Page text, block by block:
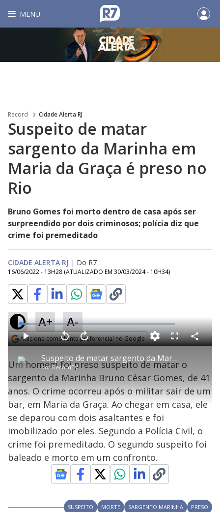
MENU
Record Cidade Alerta RJ
Suspeito de matar
sargento da Marinha em
Maria da Graça é preso no
Rio
Bruno Gomes foi morto dentro de casa após ser
surpreendido por dois criminosos; polícia diz que
crime foi premeditado
CIDADE ALERTA RJ | Do R7
16/06/2022 - 13H28 (ATUALIZADO EM 30/03/2024 - 10H34)
A+ A-
Adicione como fonte preferencial no Google
P
l
a
y
V
Suspeito de matar sargento da Marinha em Maria da Graça é preso no Rio
porRecordTV
P V
l
t
a
r
1
0
e
g
n
d
s
A
n
ç
1
e
u
n
d
o
s
M
u
L
o
a
d
e
5
.
0
6
%
F
l
s
c
e
n
C
o
i
l
Um homem foi preso suspeito de matar o
sargento da Marinha Bruno César Gomes, de 41
anos. O crime ocorreu após o militar sair de um
bar, em Maria da Graça. Ao chegar em casa, ele
se deparou com dois asaltantes e foi
imobilizado por eles. Segundo a Polícia Civil, o
crime foi premeditado. O segundo suspeito foi
baleado e morto em um confronto.
SUSPEITO MORTE SARGENTO MARINHA PRESO